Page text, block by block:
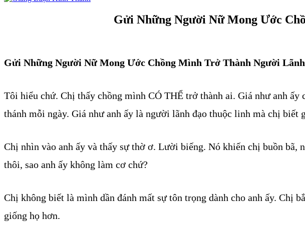
Gửi Những Người Nữ Mong Ước
Gửi Những Người Nữ Mong Ước Chồng Mình Trở Thành Người
Tôi hiểu chứ. Chị thấy chồng mình CÓ THỂ trở thành ai. Giá như anh ấy
thánh mỗi ngày. Giá như anh ấy là người lãnh đạo thuộc linh mà chị biết
Chị nhìn vào anh ấy và thấy sự thờ ơ. Lười biếng. Nó khiến chị buồn bã,
thôi, sao anh ấy không làm cơ chứ?
Chị không biết là mình dần đánh mất sự tôn trọng dành cho anh ấy. Chị
giống họ hơn.